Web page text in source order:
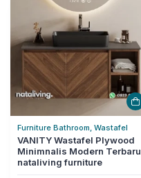
Furniture Bathroom, Wastafel
VANITY Wastafel Plywood
Minimnalis Modern Terbaru
nataliving furniture